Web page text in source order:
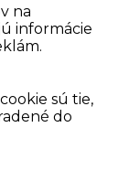
na
informácie
sú tie,
do